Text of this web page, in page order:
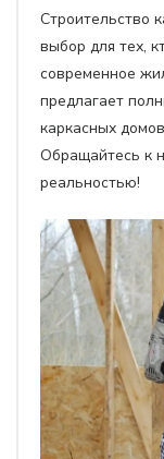
Строительство
выбор для тех,
современное
предлагает
каркасных
Обращайтесь к
реальностью!